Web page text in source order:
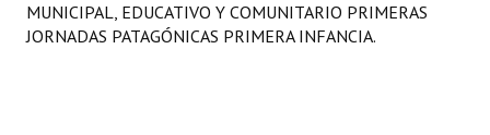
Constitución Nacional
MUNICIPAL, EDUCATIVO Y COMUNITARIO PRIMERAS
JORNADAS PATAGÓNICAS PRIMERA INFANCIA.